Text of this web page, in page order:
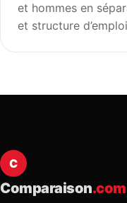
et hommes en
et structure
C
Comparaison.com